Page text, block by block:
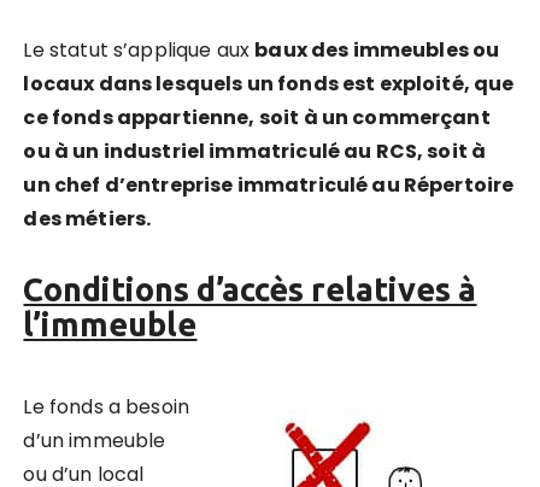
Le statut s’applique aux baux des immeubles ou
locaux dans lesquels un fonds est exploité, que
ce fonds appartienne, soit à un commerçant
ou à un industriel immatriculé au RCS, soit à
un chef d’entreprise immatriculé au Répertoire
des métiers.
Conditions d’accès relatives à
l’immeuble
Le fonds a besoin
d’un immeuble
ou d’un local